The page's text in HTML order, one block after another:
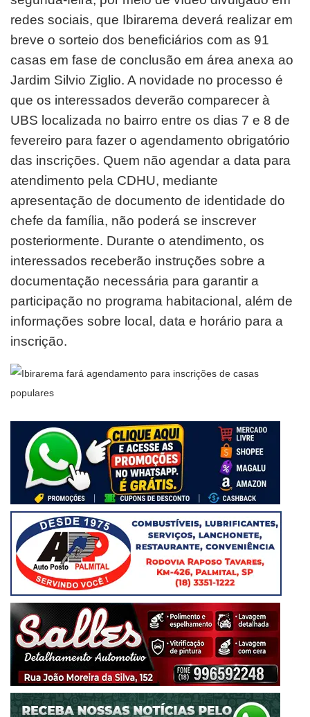
redes sociais, que Ibirarema deverá realizar em
breve o sorteio dos beneficiários com as 91
casas em fase de conclusão em área anexa ao
Jardim Silvio Ziglio. A novidade no processo é
que os interessados deverão comparecer à
UBS localizada no bairro entre os dias 7 e 8 de
fevereiro para fazer o agendamento obrigatório
das inscrições. Quem não agendar a data para
atendimento pela CDHU, mediante
apresentação de documento de identidade do
chefe da família, não poderá se inscrever
posteriormente. Durante o atendimento, os
interessados receberão instruções sobre a
documentação necessária para garantir a
participação no programa habitacional, além de
informações sobre local, data e horário para a
inscrição.